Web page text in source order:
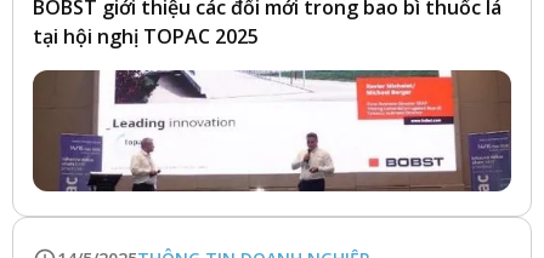
BOBST giới thiệu các đổi mới trong bao bì thuốc lá
tại hội nghị TOPAC 2025